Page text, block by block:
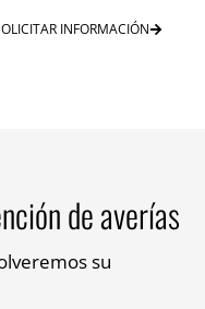
INFORMACIÓN
de averías
su